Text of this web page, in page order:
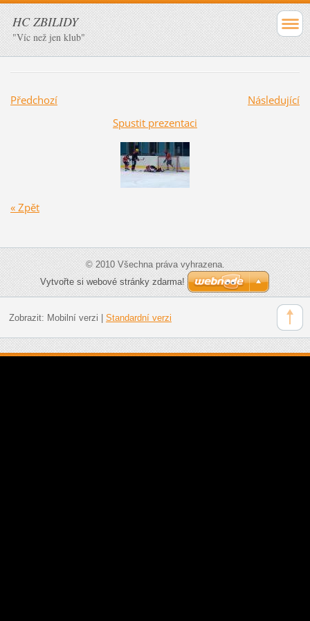
HC ZBILIDY
"Víc než jen klub"
Předchozí
Následující
Spustit prezentaci
« Zpět
© 2010 Všechna práva vyhrazena.
Vytvořte si webové stránky zdarma!
Zobrazit: Mobilní verzi Standardní verzi